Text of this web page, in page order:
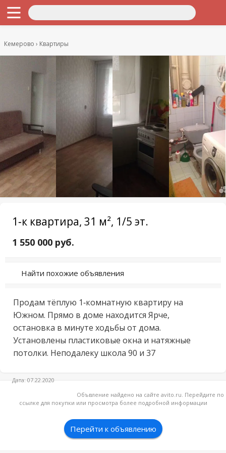
Кемерово Квартиры
1-к квартира, 31 м², 1/5 эт.
1 550 000 руб.
Найти похожие объявления
Продам тёплую 1-комнатную квартиру на
Южном. Прямо в доме находится Ярче,
остановка в минуте ходьбы от дома.
Установлены пластиковые окна и натяжные
потолки. Неподалеку школа 90 и 37
Дата: 07.22.2020
Объвление найдено на сайте avito.ru. Перейдите по
ссылке для покупки или просмотра более подробной информации
Перейти к объявлению